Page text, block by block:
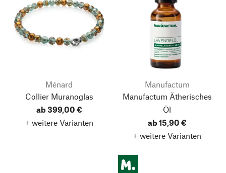
Ménard
Collier Muranoglas
ab 399,00 €
+ weitere Varianten
Manufactum
Manufactum Ätherisches
Öl
ab 15,90 €
+ weitere Varianten